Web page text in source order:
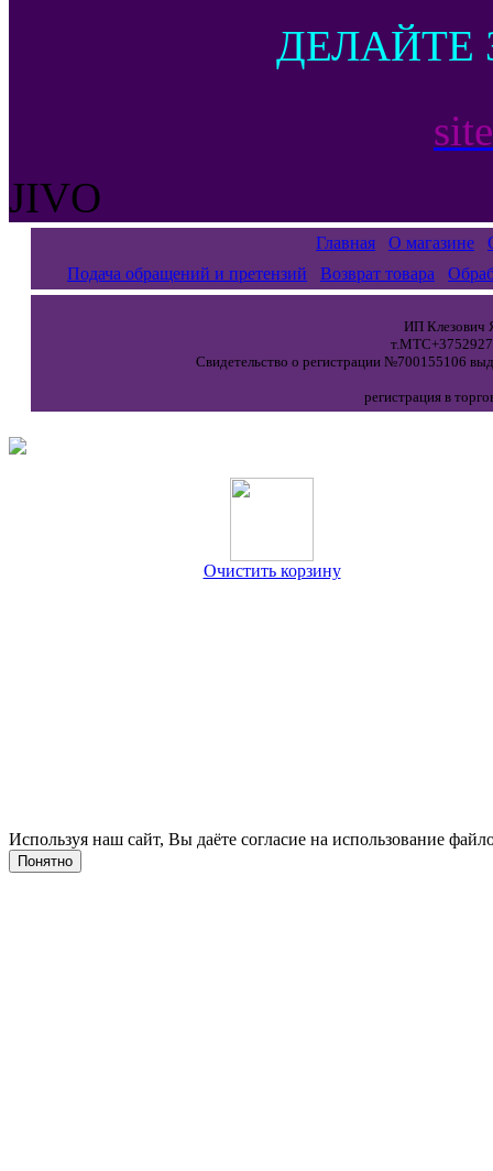
ДЕЛАЙТЕ
JIVO
Главная О магазине
Подача обращений и претензий
Возврат товара
ИП Клезович
Свидетельство о регистрации №700155106
регистрация в
Очистить корзину
Используя наш сайт, Вы даёте согласие на использование
Понятно